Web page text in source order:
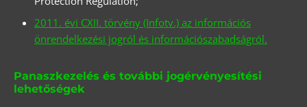
2011. évi CXII. törvény (Infotv.) az információs
önrendelkezési jogról és információszabadságról.
Panaszkezelés és további jogérvényesítési
lehetőségek